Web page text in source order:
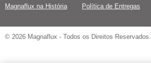
k
e
e
b
T
u
t
a
Magnaflux na História Política de Entregas
© 2026 Magnaflux - Todos os Direitos Reservados.